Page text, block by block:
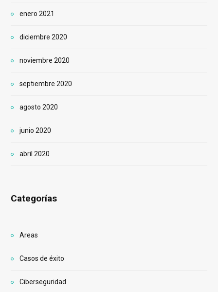
enero 2021
diciembre 2020
noviembre 2020
septiembre 2020
agosto 2020
junio 2020
abril 2020
Categorías
Areas
Casos de éxito
Ciberseguridad